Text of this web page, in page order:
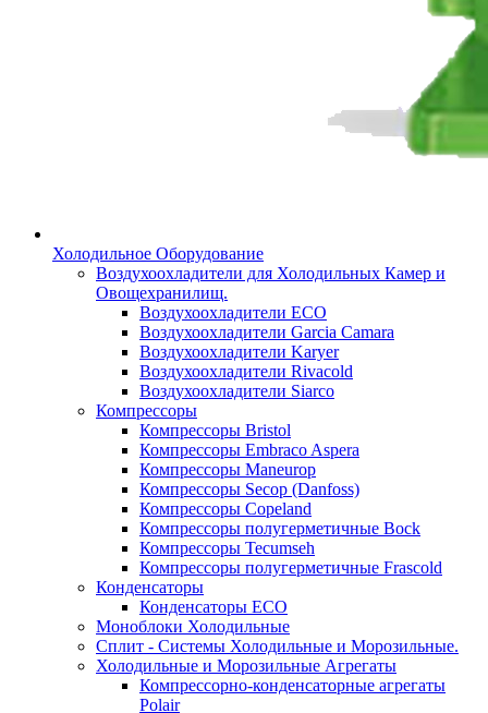
Холодильное Оборудование
Воздухоохладители для Холодильных Камер и
Овощехранилищ.
Воздухоохладители ECO
Воздухоохладители Garcia Camara
Воздухоохладители Karyer
Воздухоохладители Rivacold
Воздухоохладители Siarco
Компрессоры
Компрессоры Bristol
Компрессоры Embraco Aspera
Компрессоры Maneurop
Компрессоры Secop (Danfoss)
Компрессоры Copeland
Компрессоры полугерметичные Bock
Компрессоры Tecumseh
Компрессоры полугерметичные Frascold
Конденсаторы
Конденсаторы ECO
Моноблоки Холодильные
Сплит - Системы Холодильные и Морозильные.
Холодильные и Морозильные Агрегаты
Компрессорно-конденсаторные агрегаты
Polair